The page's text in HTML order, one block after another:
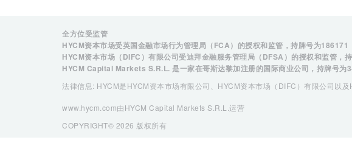
全方位受监管
HYCM资本市场受英国金融市场行为管理局（FCA）的授权和监管，持牌号为186171
HYCM资本市场（DIFC）有限公司受迪拜金融服务管理局（DFSA）的授权和监管，
HYCM Capital Markets S.R.L. 是一家在哥斯达黎加注册的国际商业公司，持牌号为
法律信息: HYCM是HYCM资本市场有限公司、HYCM资本市场（DIFC）有限公司以
www.hycm.com由HYCM Capital Markets S.R.L.运营
COPYRIGHT© 2026 版权所有